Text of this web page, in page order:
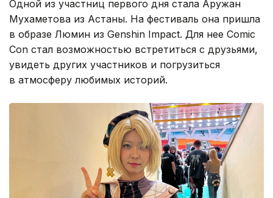
Одной из участниц первого дня стала Аружан
Мухаметова из Астаны. На фестиваль она пришла
в образе Люмин из Genshin Impact. Для нее Comic
Con стал возможностью встретиться с друзьями,
увидеть других участников и погрузиться
в атмосферу любимых историй.